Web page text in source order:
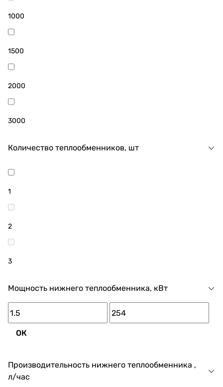
1000
1500
2000
3000
Количество теплообменников, шт
1
2
3
Мощность нижнего теплообменника, кВт
ОК
Производительность нижнего теплообменника ,
л/час